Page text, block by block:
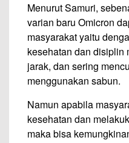
Menurut Samuri,
varian baru Omicron
masyarakat yaitu
kesehatan dan disiplin
jarak, dan sering
menggunakan sabun.
Namun apabila
kesehatan dan
maka bisa